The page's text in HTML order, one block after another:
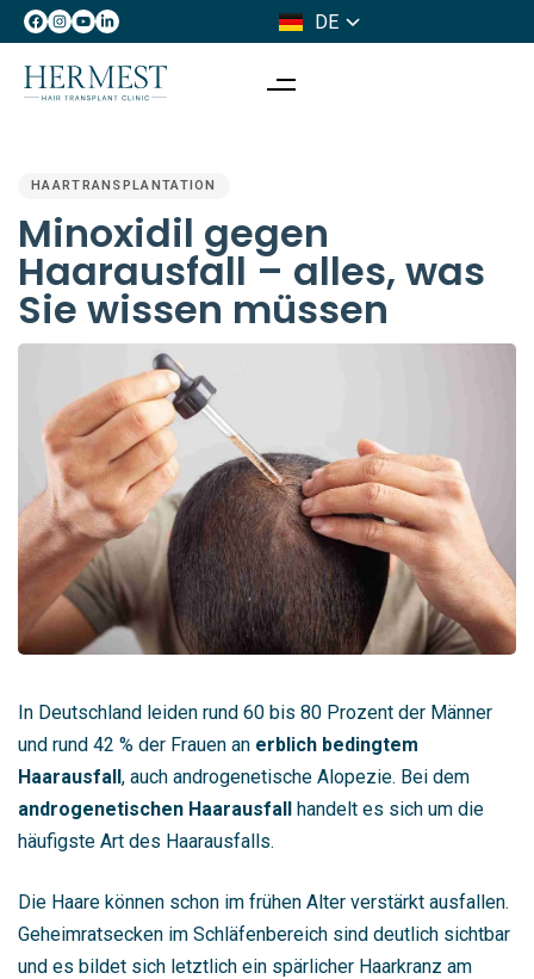
DE
IT
IN:
HAARTRANSPLANTATION
Minoxidil gegen
Haarausfall – alles, was
Sie wissen müssen
In Deutschland leiden rund 60 bis 80 Prozent der Männer
und rund 42 % der Frauen an erblich bedingtem
Haarausfall, auch androgenetische Alopezie. Bei dem
androgenetischen Haarausfall handelt es sich um die
häufigste Art des Haarausfalls.
Die Haare können schon im frühen Alter verstärkt ausfallen.
Geheimratsecken im Schläfenbereich sind deutlich sichtbar
und es bildet sich letztlich ein spärlicher Haarkranz am